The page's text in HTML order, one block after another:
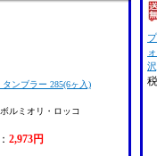
ンブラー 285(6ヶ入)
ルミオリ・ロッコ
2,973円